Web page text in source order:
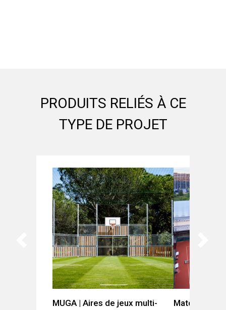
PRODUITS RELIÉS À CE
TYPE DE PROJET
MUGA | Aires de jeux multi-
Matchclay |